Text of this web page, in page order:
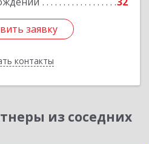
заявку
контакты
заявку
Назад
из соседних